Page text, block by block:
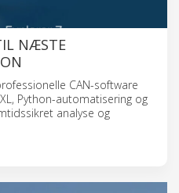
NÆSTE
CAN-software
Python-automatisering og
analyse og